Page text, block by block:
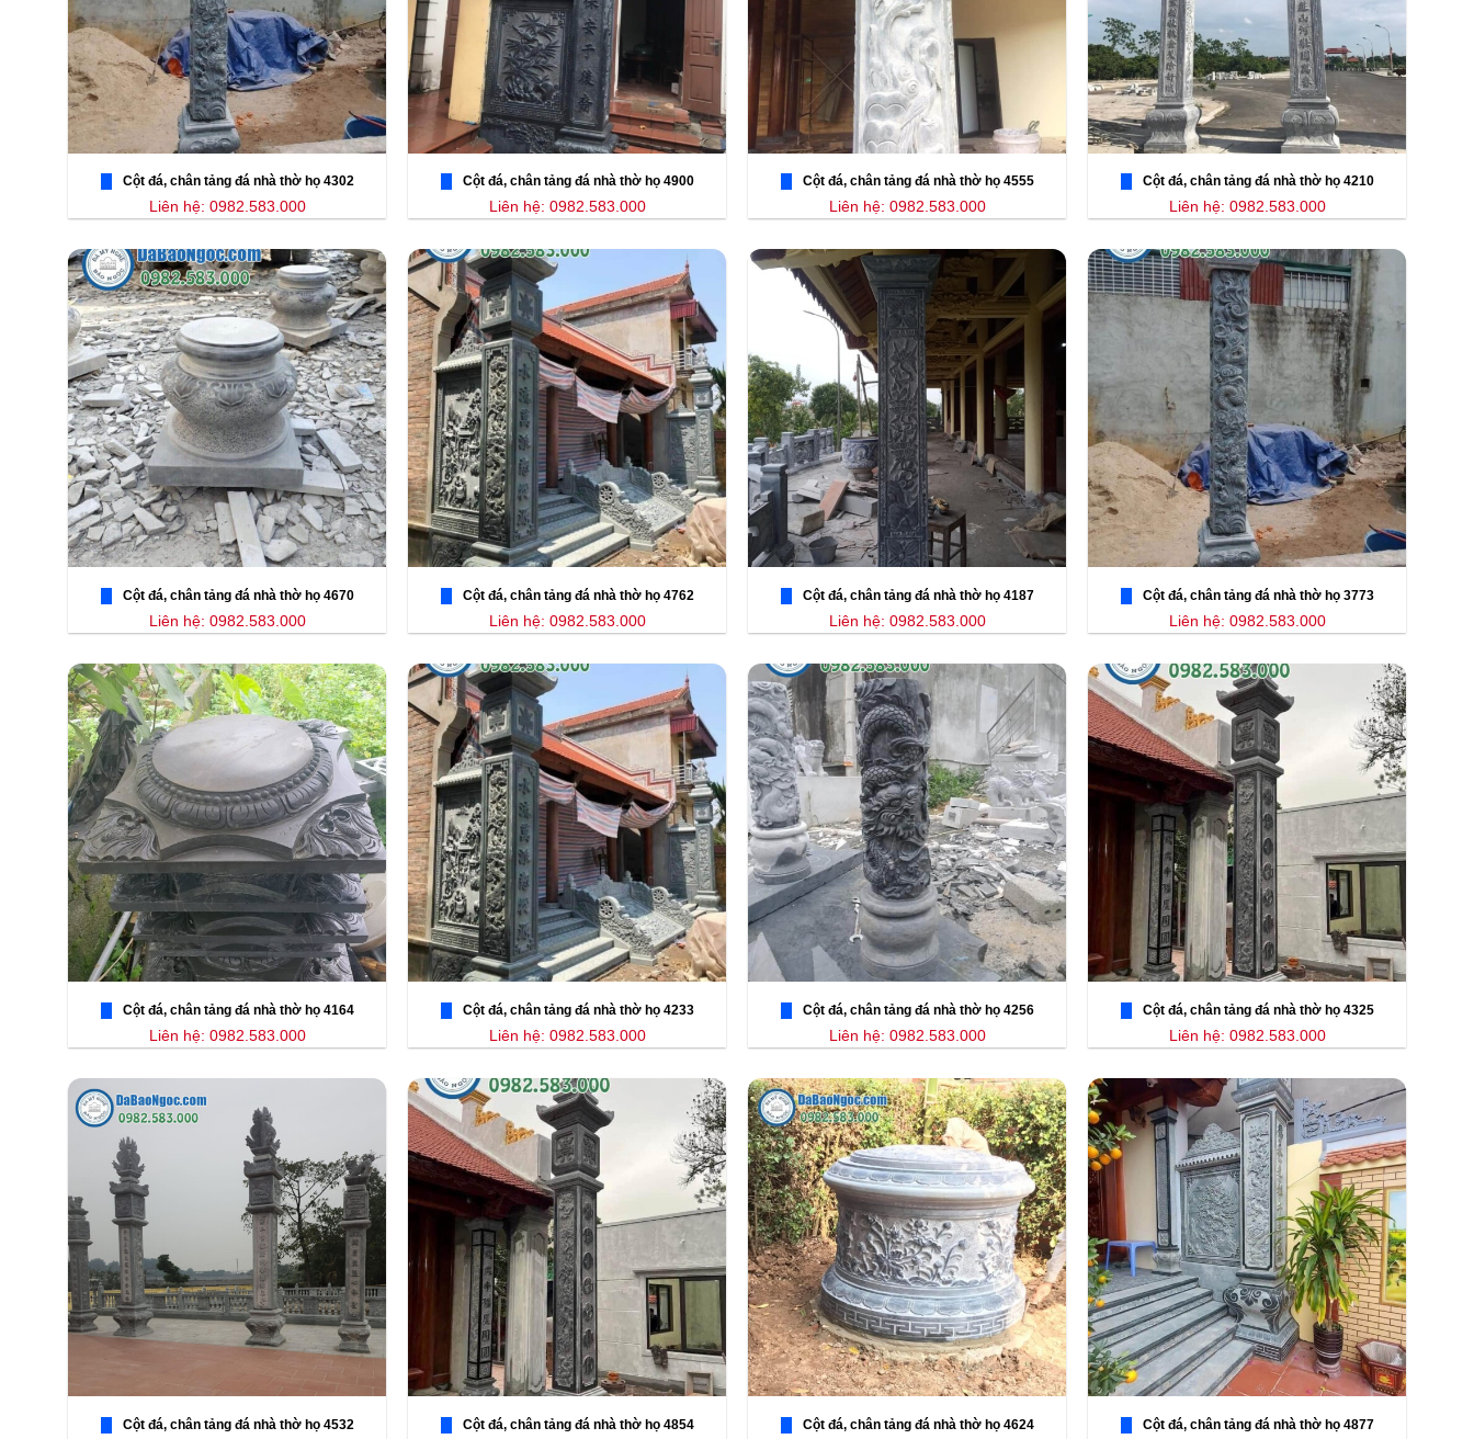
Cột đá, chân tảng đá nhà thờ họ 4302
Liên hệ: 0982.583.000
Cột đá, chân tảng đá nhà thờ họ 4900
Liên hệ: 0982.583.000
Cột đá, chân tảng đá nhà thờ họ 4555
Liên hệ: 0982.583.000
Cột đá, chân tảng đá nhà thờ họ 4210
Liên hệ: 0982.583.000
Cột đá, chân tảng đá nhà thờ họ 4670
Liên hệ: 0982.583.000
Cột đá, chân tảng đá nhà thờ họ 4762
Liên hệ: 0982.583.000
Cột đá, chân tảng đá nhà thờ họ 4187
Liên hệ: 0982.583.000
Cột đá, chân tảng đá nhà thờ họ 3773
Liên hệ: 0982.583.000
Cột đá, chân tảng đá nhà thờ họ 4164
Liên hệ: 0982.583.000
Cột đá, chân tảng đá nhà thờ họ 4233
Liên hệ: 0982.583.000
Cột đá, chân tảng đá nhà thờ họ 4256
Liên hệ: 0982.583.000
Cột đá, chân tảng đá nhà thờ họ 4325
Liên hệ: 0982.583.000
Cột đá, chân tảng đá nhà thờ họ 4532 Cột đá, chân tảng đá nhà thờ họ 4854 Cột đá, chân tảng đá nhà thờ họ 4624 Cột đá, chân tảng đá nhà thờ họ 4877